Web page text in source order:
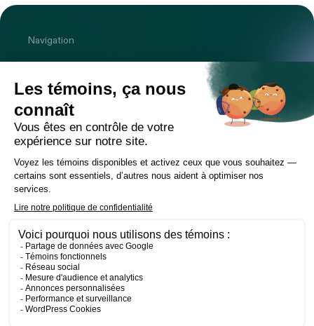
Navigation
Cabinet
Équipe
Expertises
Bureaux
Carrière
Transactions
Publications
Contact
LinkedIn Instagram